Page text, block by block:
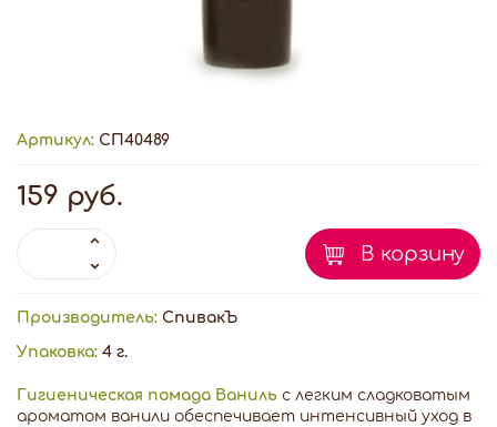
Артикул: СП40489
159 руб.
В корзину
Производитель: СпивакЪ
Упаковка: 4 г.
Гигиеническая помада Ваниль с легким сладковатым
ароматом ванили обеспечивает интенсивный уход в